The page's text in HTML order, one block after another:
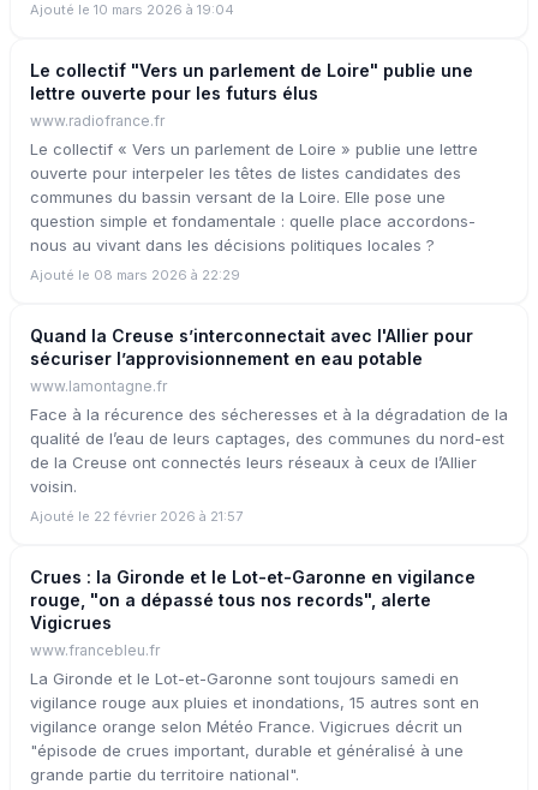
Ajouté le 10 mars 2026 à 19:04
Le collectif "Vers un parlement de Loire" publie une
lettre ouverte pour les futurs élus
www.radiofrance.fr
Le collectif « Vers un parlement de Loire » publie une lettre
ouverte pour interpeler les têtes de listes candidates des
communes du bassin versant de la Loire. Elle pose une
question simple et fondamentale : quelle place accordons-
nous au vivant dans les décisions politiques locales ?
Ajouté le 08 mars 2026 à 22:29
Quand la Creuse s’interconnectait avec l'Allier pour
sécuriser l’approvisionnement en eau potable
www.lamontagne.fr
Face à la récurence des sécheresses et à la dégradation de la
qualité de l’eau de leurs captages, des communes du nord-est
de la Creuse ont connectés leurs réseaux à ceux de l’Allier
voisin.
Ajouté le 22 février 2026 à 21:57
Crues : la Gironde et le Lot-et-Garonne en vigilance
rouge, "on a dépassé tous nos records", alerte
Vigicrues
www.francebleu.fr
La Gironde et le Lot-et-Garonne sont toujours samedi en
vigilance rouge aux pluies et inondations, 15 autres sont en
vigilance orange selon Météo France. Vigicrues décrit un
"épisode de crues important, durable et généralisé à une
grande partie du territoire national".